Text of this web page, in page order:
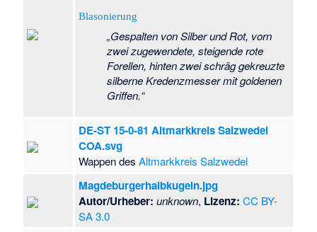
Stadtteil Werder·
Liste der
Kulturdenkmale in
Ahlsdorf·Liste der
in Aland (Altmark)
Kulturdenkmale in
Allstedt
Kulturdenkmale in
Alsleben (Saale)
Blasonierung
„Gespalten von Silber und Rot, vorn
zwei zugewendete, steigende rote
Forellen, hinten zwei schräg gekreuzte
silberne Kredenzmesser mit goldenen
Griffen.“
DE-ST 15-0-81 Altmarkkreis Salzwedel
COA.svg
Wappen desAltmarkkreis Salzwedel
Magdeburgerhalbkugeln.jpg
Autor/Urheber: unknown, Lizenz: CC BY-
SA 3.0